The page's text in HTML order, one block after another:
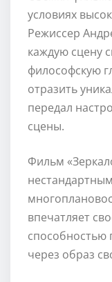
условиях
Режиссер
каждую сцену
философскую
отразить
передал
сцены.
Фильм
впечатляет
способностью
через образ